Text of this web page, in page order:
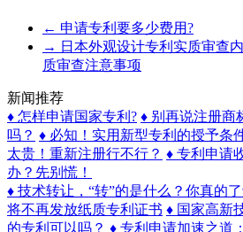
← 申请专利要多少费用?
→ 日本外观设计专利实质审查
质审查注意事项
新闻推荐
♦ 怎样申请国家专利? ♦ 别再说注册商
吗？ ♦ 必知！实用新型专利的授予条
太贵！重新注册行不行？ ♦ 专利申请
办？先别慌！
♦ 技术转让，“转”的是什么？你真的了
将不再发放纸质专利证书 ♦ 国家高新
的专利可以吗？ ♦ 专利申请加速之道